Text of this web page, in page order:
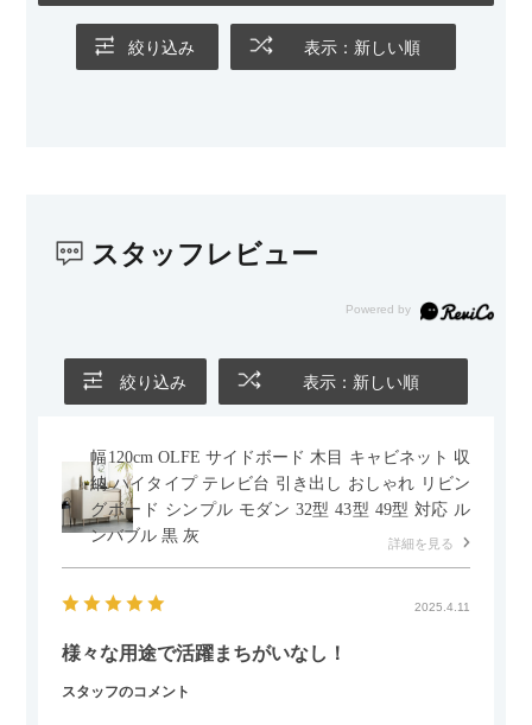
絞り込み 表示：新しい順
スタッフレビュー
絞り込み 表示：新しい順
幅120cm OLFE サイドボード 木目 キャビネット 収
納 ハイタイプ テレビ台 引き出し おしゃれ リビン
グボード シンプル モダン 32型 43型 49型 対応 ル
ンバブル 黒 灰
詳細を見る
2025.4.11
様々な用途で活躍まちがいなし！
スタッフのコメント